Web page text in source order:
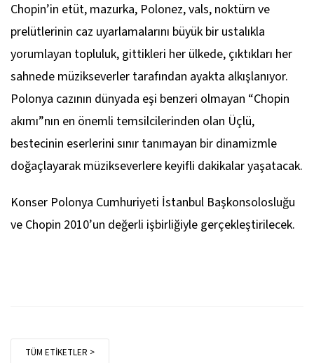
Chopin’in etüt, mazurka, Polonez, vals, noktürn ve
prelütlerinin caz uyarlamalarını büyük bir ustalıkla
yorumlayan topluluk, gittikleri her ülkede, çıktıkları her
sahnede müzikseverler tarafından ayakta alkışlanıyor.
Polonya cazının dünyada eşi benzeri olmayan “Chopin
akımı”nın en önemli temsilcilerinden olan Üçlü,
bestecinin eserlerini sınır tanımayan bir dinamizmle
doğaçlayarak müzikseverlere keyifli dakikalar yaşatacak.
Konser Polonya Cumhuriyeti İstanbul Başkonsolosluğu
ve Chopin 2010’un değerli işbirliğiyle gerçekleştirilecek.
TÜM ETİKETLER >